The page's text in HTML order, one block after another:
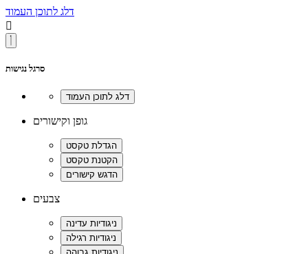
דלג לתוכן העמוד

סרגל נגישות
גופן וקישורים
צבעים